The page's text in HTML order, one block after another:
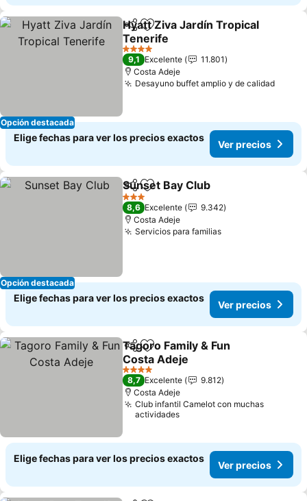
Opción destacada
CompartirAgregar a favoritos
Hyatt Ziva Jardín Tropical
Tenerife
4 Estrellas
9,1 Excelente
11.801
Costa Adeje
Desayuno buffet amplio y de calidad
Elige fechas para ver los precios exactos
Ver precios
Opción destacada
CompartirAgregar a favoritos
Sunset Bay Club
3 Estrellas
8,6 Excelente
9.342
Costa Adeje
Servicios para familias
Elige fechas para ver los precios exactos
Ver precios
Compartir
Agregar a favoritos
Tagoro Family & Fun
Costa Adeje
4 Estrellas
8,7 Excelente
9.812
Costa Adeje
Club infantil Camelot con muchas
actividades
Elige fechas para ver los precios exactos
Ver precios